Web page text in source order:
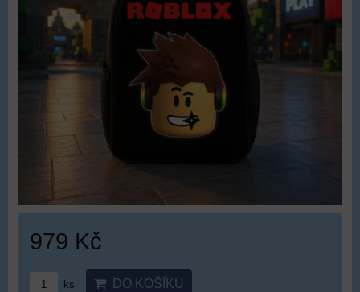
979 Kč
ks DO KOŠÍKU